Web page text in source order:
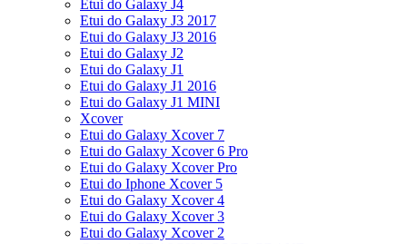
Etui do Galaxy J4
Etui do Galaxy J3 2017
Etui do Galaxy J3 2016
Etui do Galaxy J2
Etui do Galaxy J1
Etui do Galaxy J1 2016
Etui do Galaxy J1 MINI
Xcover
Etui do Galaxy Xcover 7
Etui do Galaxy Xcover 6 Pro
Etui do Galaxy Xcover Pro
Etui do Iphone Xcover 5
Etui do Galaxy Xcover 4
Etui do Galaxy Xcover 3
Etui do Galaxy Xcover 2